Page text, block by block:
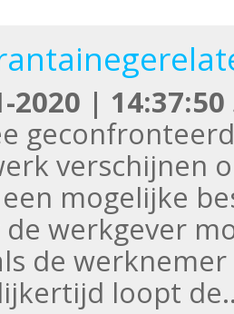
2020 | 14:37:50
verschijnen
mogelijke
de werkgever
de
loopt